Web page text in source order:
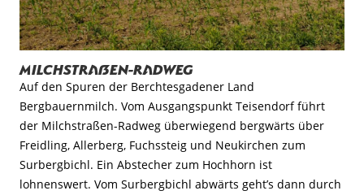
Milchstraßen-Radweg
Auf den Spuren der Berchtesgadener Land
Bergbauernmilch. Vom Ausgangspunkt Teisendorf führt
der Milchstraßen-Radweg überwiegend bergwärts über
Freidling, Allerberg, Fuchssteig und Neukirchen zum
Surbergbichl. Ein Abstecher zum Hochhorn ist
lohnenswert. Vom Surbergbichl abwärts geht’s dann durch